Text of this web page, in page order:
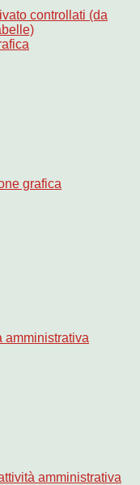
controllati (da
grafica
amministrativa
amministrativa